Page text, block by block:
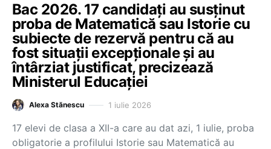
Bac 2026. 17 candidați au susținut
proba de Matematică sau Istorie cu
subiecte de rezervă pentru că au
fost situații excepționale și au
întârziat justificat, precizează
Ministerul Educației
Alexa Stănescu 1 iulie 2026
17 elevi de clasa a XII-a care au dat azi, 1 iulie, proba
obligatorie a profilului Istorie sau Matematică au